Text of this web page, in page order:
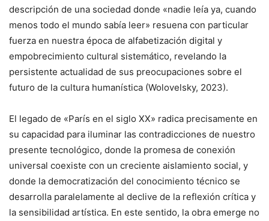
descripción de una sociedad donde «nadie leía ya, cuando
menos todo el mundo sabía leer» resuena con particular
fuerza en nuestra época de alfabetización digital y
empobrecimiento cultural sistemático, revelando la
persistente actualidad de sus preocupaciones sobre el
futuro de la cultura humanística (Wolovelsky, 2023).
El legado de «París en el siglo XX» radica precisamente en
su capacidad para iluminar las contradicciones de nuestro
presente tecnológico, donde la promesa de conexión
universal coexiste con un creciente aislamiento social, y
donde la democratización del conocimiento técnico se
desarrolla paralelamente al declive de la reflexión crítica y
la sensibilidad artística. En este sentido, la obra emerge no